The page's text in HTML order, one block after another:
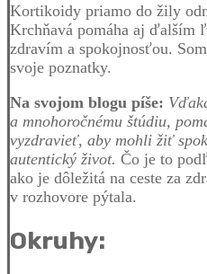
Kortikoidy priamo do žily
Krchňavá pomáha aj ďalším
zdravím a spokojnosťou.
svoje poznatky.
Na svojom blogu píše:
a mnohoročnému štúdiu,
vyzdravieť, aby mohli žiť
autentický život. Čo je to
ako je dôležitá na ceste za
v rozhovore pýtala.
Okruhy: